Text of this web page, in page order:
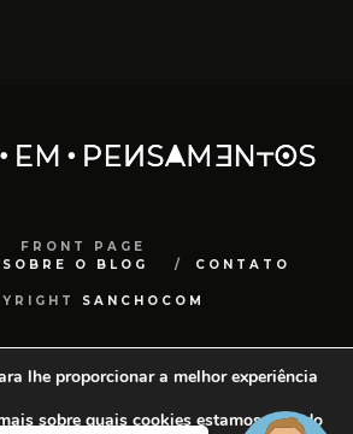
FRONT PAGE
SOBRE O BLOG CONTATO
SANCHOCOM
lhe proporcionar a melhor experiência
sobre quais cookies estamos usando